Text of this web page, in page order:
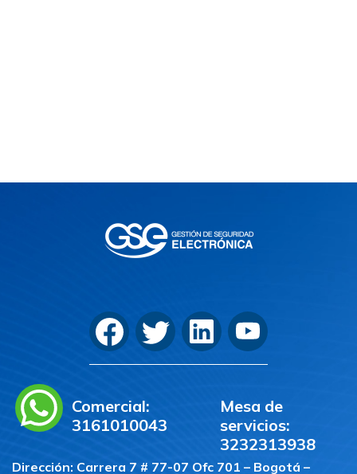
Comercial:
3161010043
Mesa de
servicios:
3232313938
Dirección: Carrera 7 # 77-07 Ofc 701 – Bogotá –